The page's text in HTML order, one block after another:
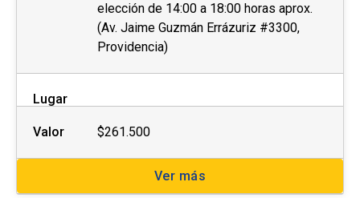
elección de 14:00 a 18:00 horas aprox.
(Av. Jaime Guzmán Errázuriz #3300,
Providencia)
Lugar
Valor $261.500
Ver más